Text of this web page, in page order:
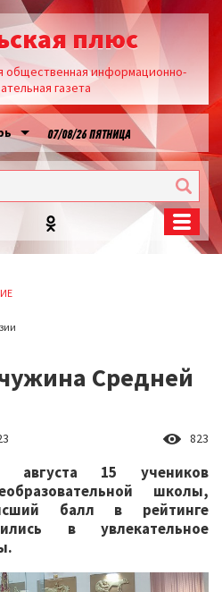
плюс
общественная информационно-
газета
07/08/26 ПЯТНИЦА
Средней
823
15 учеников
школы,
балл в рейтинге
в увлекательное